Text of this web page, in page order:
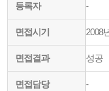
등록자 -
면접시기 2008
면접결과 성공
면접담당 -